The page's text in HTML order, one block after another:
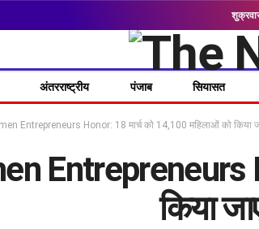
अंतरराष्ट्रीय पंजाब सियासत
Entrepreneurs Honor: 18 मार्च को 14,100 महिलाओं को किया
Entrepreneurs
किया